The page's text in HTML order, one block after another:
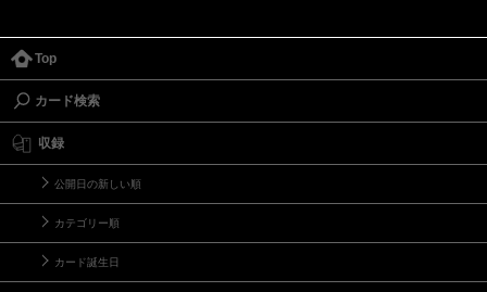
Top
カード検索
収録
公開日の新しい順
カテゴリー順
カード誕生日